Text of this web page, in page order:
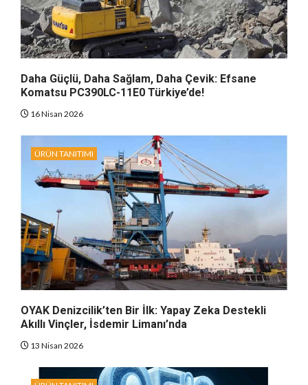
Daha Güçlü, Daha Sağlam, Daha Çevik: Efsane
Komatsu PC390LC-11E0 Türkiye’de!
16 Nisan 2026
ÜRÜN TANITIMI
OYAK Denizcilik’ten Bir İlk: Yapay Zeka Destekli
Akıllı Vinçler, İsdemir Limanı’nda
13 Nisan 2026